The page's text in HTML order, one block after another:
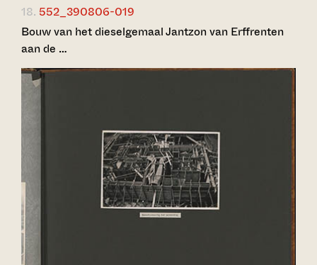
18. 552_390806-019
Bouw van het dieselgemaal Jantzon van Erffrenten
aan de …